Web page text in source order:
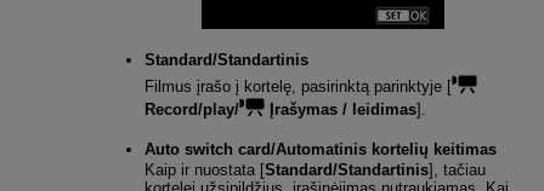
Standard/Standartinis
Filmus įrašo į kortelę, pasirinktą parinktyje [
Record/play/
Įrašymas / leidimas].
Auto switch card/Automatinis kortelių keitimas
Kaip ir nuostata [Standard/Standartinis], tačiau